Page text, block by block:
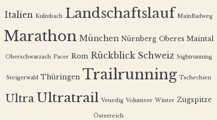
Italien Kulmbach Landschaftslauf MainRadweg
Marathon München Nürnberg Oberes Maintal
Oberschwarzach Pacer Rom Rückblick Schweiz Sightrunning
Steigerwald Thüringen Trailrunning Tschechien
Ultra Ultratrail Venedig Volunteer Winter Zugspitze
Österreich